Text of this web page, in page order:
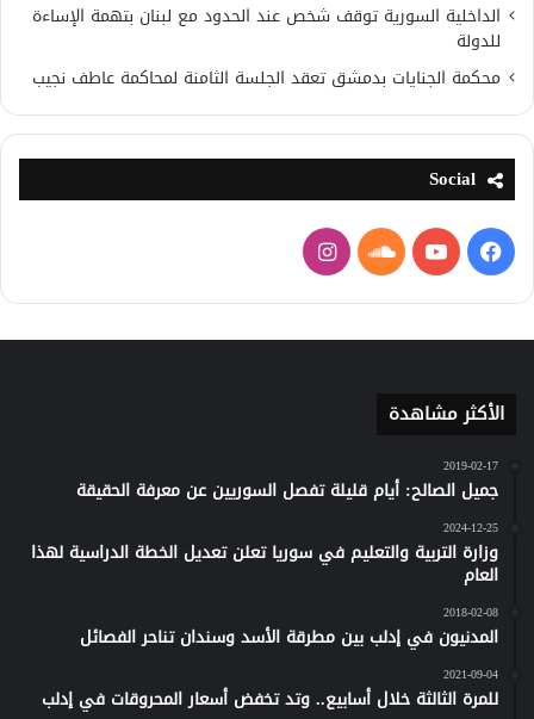
الداخلية السورية توقف شخص عند الحدود مع لبنان بتهمة الإساءة
للدولة
محكمة الجنايات بدمشق تعقد الجلسة الثامنة لمحاكمة عاطف نجيب
Social
فيسبوكيوتيوبساوند
كلاود
انستقرام
الأكثر مشاهدة
2019-02-17
جميل الصالح: أيام قليلة تفصل السوريين عن معرفة الحقيقة
2024-12-25
وزارة التربية والتعليم في سوريا تعلن تعديل الخطة الدراسية لهذا
العام
2018-02-08
المدنيون في إدلب بين مطرقة الأسد وسندان تناحر الفصائل
2021-09-04
للمرة الثالثة خلال أسابيع.. وتد تخفض أسعار المحروقات في إدلب